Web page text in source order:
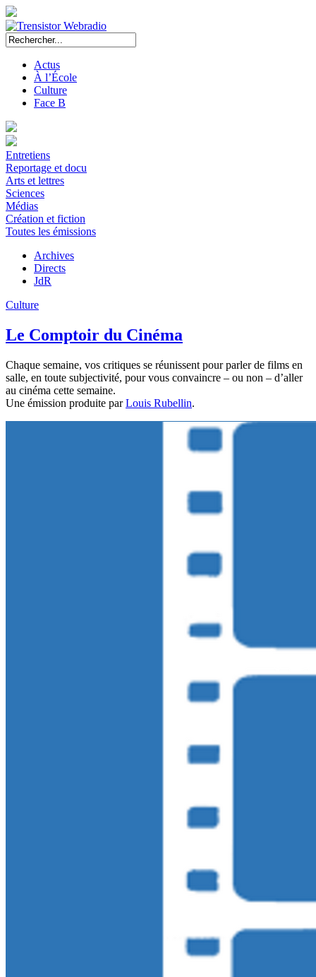
Actus
À l’École
Culture
Face B
Entretiens
Reportage et docu
Arts et lettres
Sciences
Médias
Création et fiction
Toutes les émissions
Archives
Directs
JdR
Culture
Le Comptoir du Cinéma
Chaque semaine, vos critiques se réunissent pour parler de films en
salle, en toute subjectivité, pour vous convaincre – ou non – d’aller
au cinéma cette semaine.
Une émission produite parLouis Rubellin.